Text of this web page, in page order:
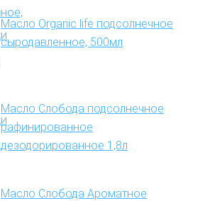
Масло Organic life подсолнечное
сыродавленное, 500мл
Масло Слобода подсолнечное
рафинированное
дезодорированное 1,8л
Масло Слобода Ароматное